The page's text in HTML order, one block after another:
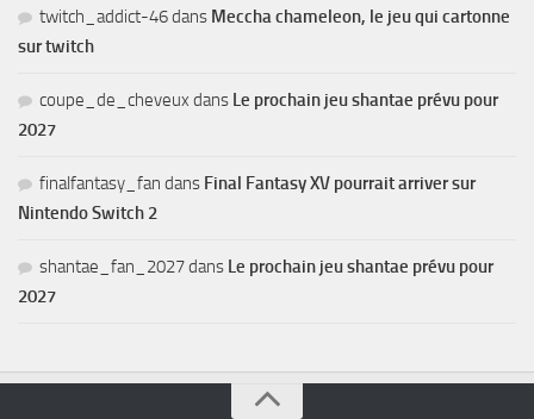
twitch_addict-46dans Meccha chameleon, le jeu qui cartonne
sur twitch
coupe_de_cheveux dans Le prochain jeu shantae prévu pour
2027
finalfantasy_fan dans Final Fantasy XV pourrait arriver sur
Nintendo Switch 2
shantae_fan_2027dans Le prochain jeu shantae prévu pour
2027